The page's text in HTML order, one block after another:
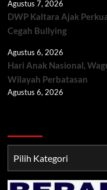
Agustus 7, 2026
DWP Kaltara Ajak
Cegah Bullying
Agustus 6, 2026
Hari Anak Nasional,
Wilayah Perbatasan
Agustus 6, 2026
TNI/POLRI